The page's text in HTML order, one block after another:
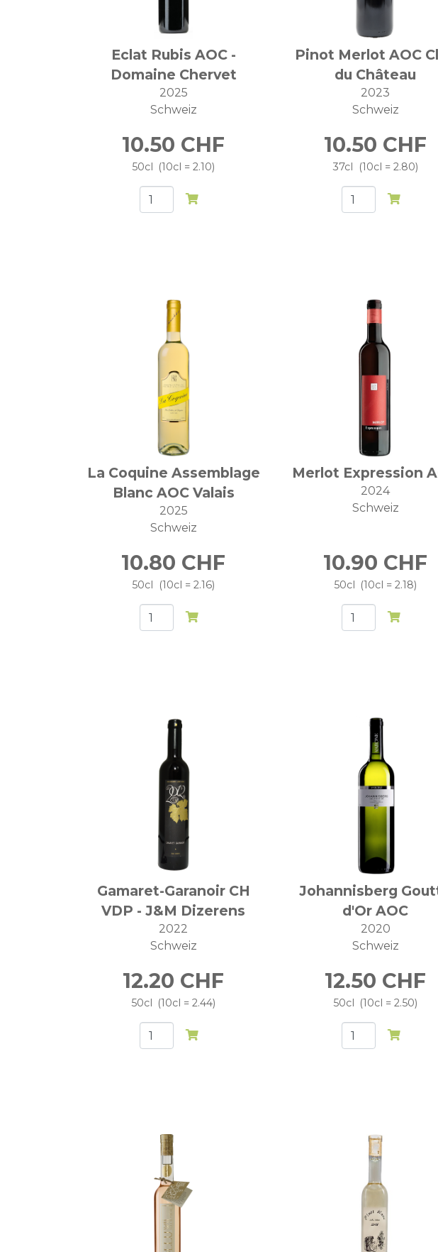
Eclat Rubis AOC -
Domaine Chervet
2025
Schweiz
10.50 CHF
50cl 10cl = 2.10
Pinot Merlot AOC
du Château
2023
Schweiz
10.50 CHF
37cl 10cl = 2.80
La Coquine Assemblage
Blanc AOC Valais
2025
Schweiz
10.80 CHF
50cl 10cl = 2.16
Merlot Expression
2024
Schweiz
10.90 CHF
50cl 10cl = 2.18
Gamaret-Garanoir CH
VDP - J&M Dizerens
2022
Schweiz
12.20 CHF
50cl 10cl = 2.44
Johannisberg
d'Or AOC
2020
Schweiz
12.50 CHF
50cl 10cl = 2.50